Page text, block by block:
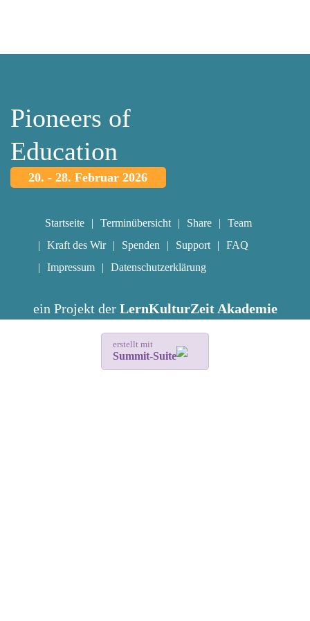
Pioneers of
Education
20. - 28. Februar 2026
Startseite Terminübersicht Share
Team
Kraft des Wir
Spenden Support
FAQ
Impressum
Datenschutzerklärung
ein Projekt der LernKulturZeit Akademie
erstellt mit
Summit-Suite